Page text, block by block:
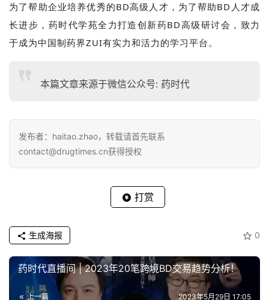
为了帮助企业培养优秀的BD高级人才，为了帮助BD人才成
长进步，药时代学苑全力打造创新药BD高级研讨会，致力
于成为中国制药界ZUI有实力和活力的学习平台。
本篇文章来源于微信公众号: 药时代
发布者：haitao.zhao，转载请首先联系
contact@drugtimes.cn获得授权
打赏
0
生成海报
药时代直播间 | 2023年20笔跨境BD交易趋势分析！
上一篇 2023年5月29日 17:05